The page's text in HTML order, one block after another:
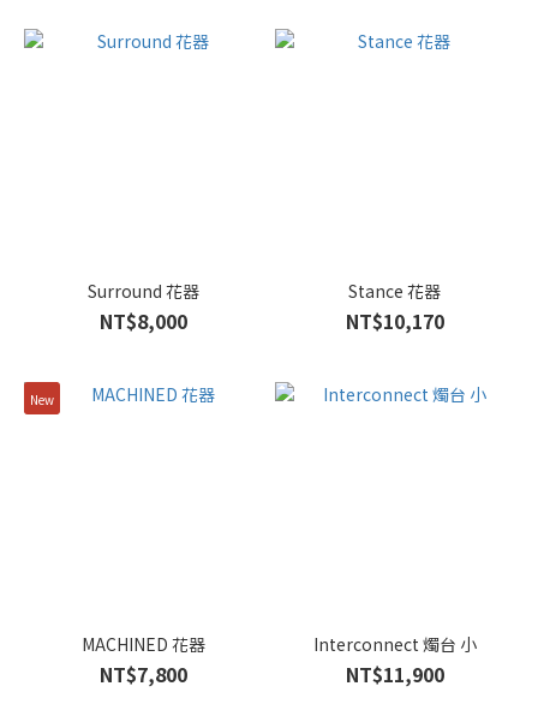
Surround 花器
NT$8,000
Stance 花器
NT$10,170
New
MACHINED 花器
NT$7,800
Interconnect 燭台 小
NT$11,900